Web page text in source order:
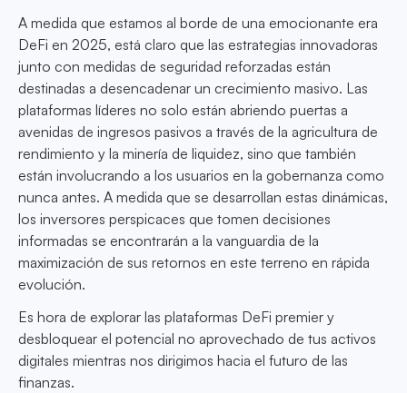
A medida que estamos al borde de una emocionante era
DeFi en 2025, está claro que las estrategias innovadoras
junto con medidas de seguridad reforzadas están
destinadas a desencadenar un crecimiento masivo. Las
plataformas líderes no solo están abriendo puertas a
avenidas de ingresos pasivos a través de la agricultura de
rendimiento y la minería de liquidez, sino que también
están involucrando a los usuarios en la gobernanza como
nunca antes. A medida que se desarrollan estas dinámicas,
los inversores perspicaces que tomen decisiones
informadas se encontrarán a la vanguardia de la
maximización de sus retornos en este terreno en rápida
evolución.
Es hora de explorar las plataformas DeFi premier y
desbloquear el potencial no aprovechado de tus activos
digitales mientras nos dirigimos hacia el futuro de las
finanzas.